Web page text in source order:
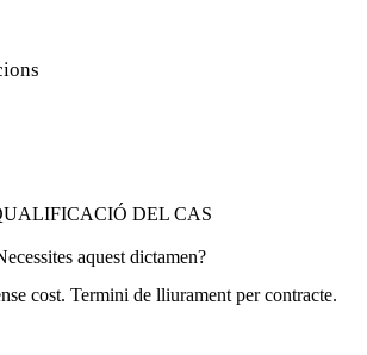
DEL CAS
aquest dictamen?
cost. Termini de lliurament per contracte.